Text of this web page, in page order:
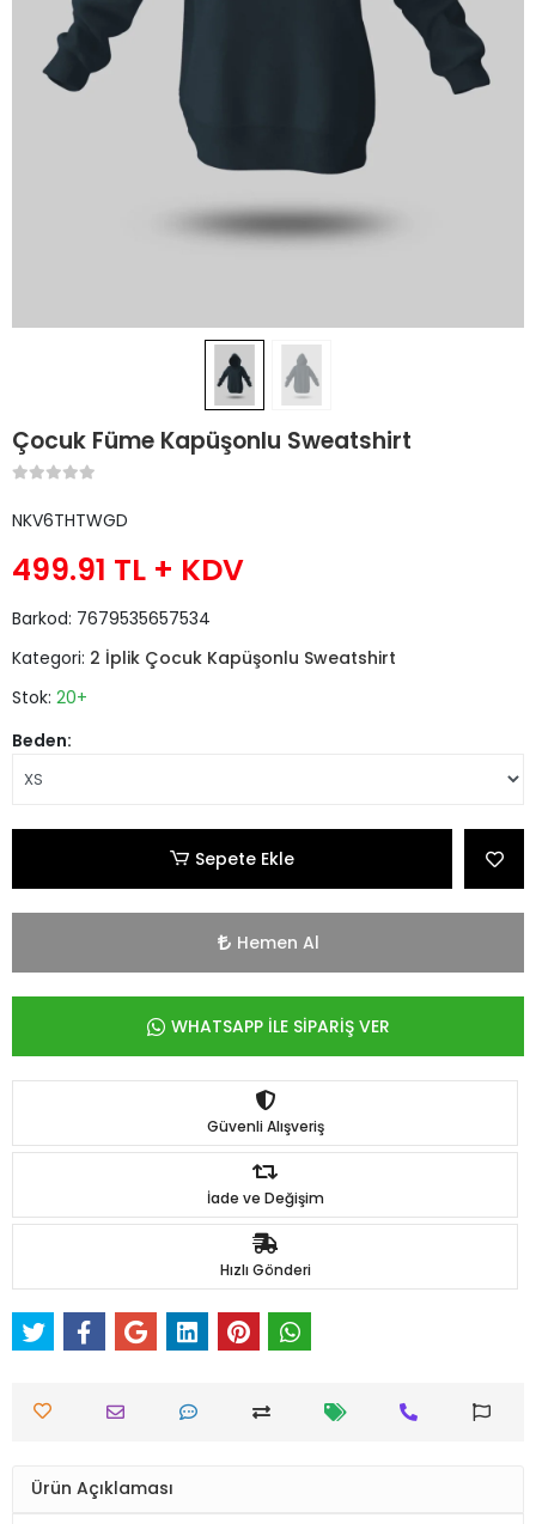
Çocuk Füme Kapüşonlu Sweatshirt
NKV6THTWGD
499.91 TL + KDV
Barkod: 7679535657534
Kategori: 2 İplik Çocuk Kapüşonlu Sweatshirt
Stok: 20+
Beden:
Sepete Ekle
Hemen Al
WHATSAPP İLE SİPARİŞ VER
Güvenli Alışveriş
İade ve Değişim
Hızlı Gönderi
Ürün Açıklaması